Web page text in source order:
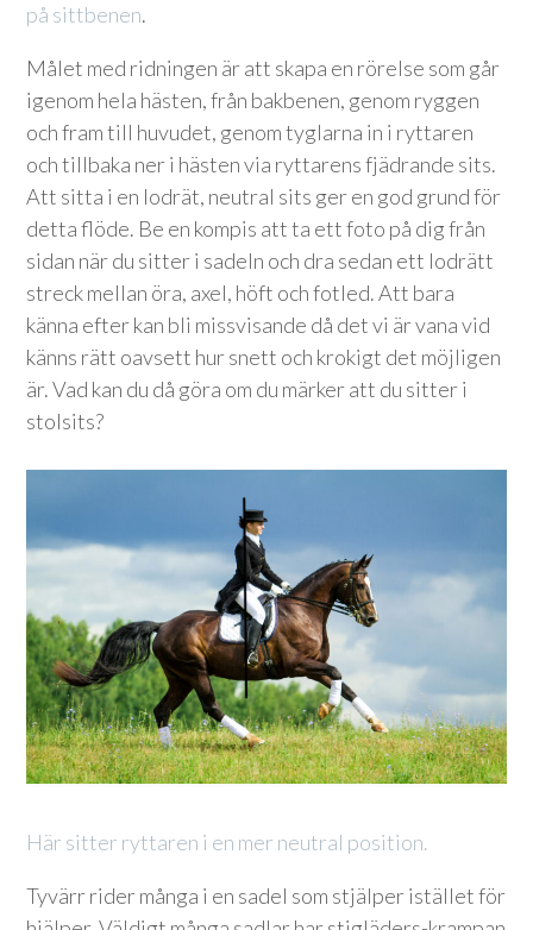
på sittbenen.
Målet med ridningen är att skapa en rörelse som går
igenom hela hästen, från bakbenen, genom ryggen
och fram till huvudet, genom tyglarna in i ryttaren
och tillbaka ner i hästen via ryttarens fjädrande sits.
Att sitta i en lodrät, neutral sits ger en god grund för
detta flöde. Be en kompis att ta ett foto på dig från
sidan när du sitter i sadeln och dra sedan ett lodrätt
streck mellan öra, axel, höft och fotled. Att bara
känna efter kan bli missvisande då det vi är vana vid
känns rätt oavsett hur snett och krokigt det möjligen
är. Vad kan du då göra om du märker att du sitter i
stolsits?
Här sitter ryttaren i en mer neutral position.
Tyvärr rider många i en sadel som stjälper istället för